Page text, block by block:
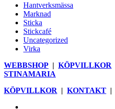
Hantverksmässa
Marknad
Sticka
Stickcafé
Uncategorized
Virka
WEBBSHOP | KÖPVILLKOR
STINAMARIA
KÖPVILLKOR | KONTAKT |